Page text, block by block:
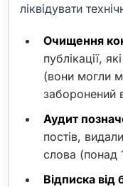
ліквідувати
Очищення
публікації,
(вони могли
заборонений
Аудит
постів,
слова (понад
Відписка від